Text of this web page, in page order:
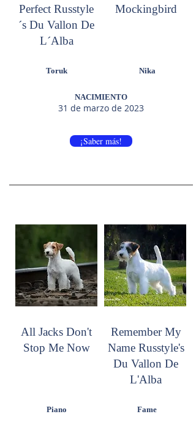
Perfect Russtyle
´s Du Vallon De
L´Alba
Mockingbird
Toruk Nika
NACIMIENTO
31 de marzo de 2023
¡Saber más!
All Jacks Don't
Stop Me Now
Remember My
Name Russtyle's
Du Vallon De
L'Alba
Piano Fame